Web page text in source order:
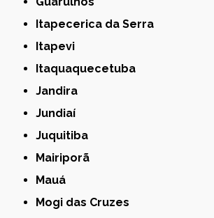
Itapecerica da Serra
Itapevi
Itaquaquecetuba
Jandira
Jundiaí
Juquitiba
Mairiporã
Mauá
Mogi das Cruzes